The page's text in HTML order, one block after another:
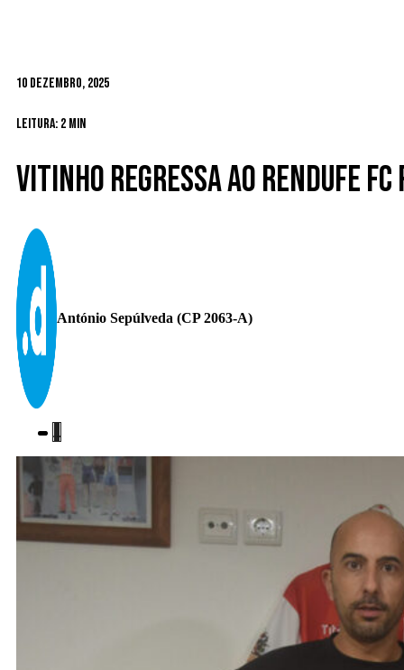
10 Dezembro, 2025
Leitura: 2 min
Vitinho regressa ao Rendufe
António Sepúlveda (CP 2063-A)